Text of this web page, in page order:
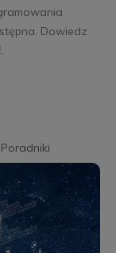
Dowiedz
Poradniki